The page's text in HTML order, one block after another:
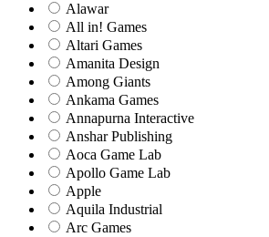
Alawar
All in! Games
Altari Games
Amanita Design
Among Giants
Ankama Games
Annapurna Interactive
Anshar Publishing
Aoca Game Lab
Apollo Game Lab
Apple
Aquila Industrial
Arc Games